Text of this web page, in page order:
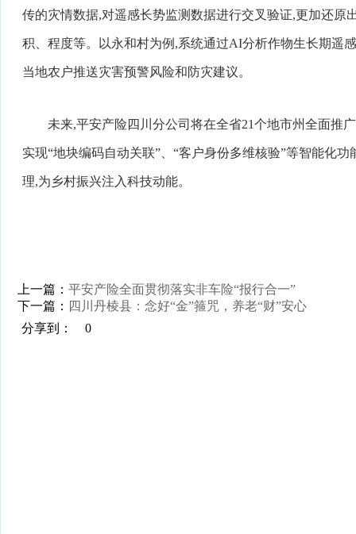
传的灾情数据,对遥感长势监测数据进行交叉验证,更加还原
积、程度等。以永和村为例,系统通过AI分析作物生长期遥
当地农户推送灾害预警风险和防灾建议。
未来,平安产险四川分公司将在全省21个地市州全面推
实现“地块编码自动关联”、“客户身份多维核验”等智能化
理,为乡村振兴注入科技动能。
上一篇： 平安产险全面贯彻落实非车险“报行合一”
下一篇： 四川丹棱县：念好“金”箍咒，养老“财”安心
分享到：
0